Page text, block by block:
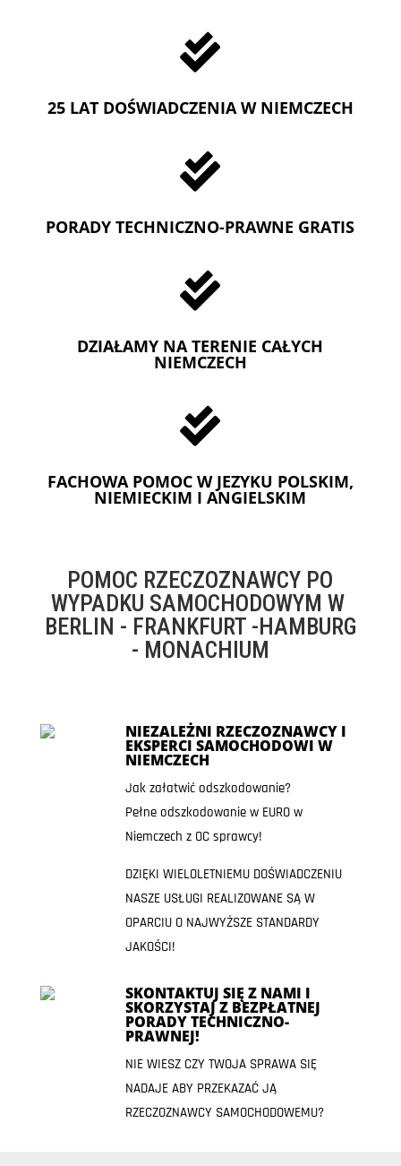

25 LAT DOŚWIADCZENIA W NIEMCZECH

PORADY TECHNICZNO-PRAWNE GRATIS

DZIAŁAMY NA TERENIE CAŁYCH
NIEMCZECH

FACHOWA POMOC W JEZYKU POLSKIM,
NIEMIECKIM I ANGIELSKIM
POMOC RZECZOZNAWCY PO
WYPADKU SAMOCHODOWYM W
BERLIN - FRANKFURT -HAMBURG
- MONACHIUM
NIEZALEŻNI RZECZOZNAWCY I
EKSPERCI SAMOCHODOWI W
NIEMCZECH
Jak załatwić odszkodowanie?
Pełne odszkodowanie w EURO w
Niemczech z OC sprawcy!
DZIĘKI WIELOLETNIEMU DOŚWIADCZENIU
NASZE USŁUGI REALIZOWANE SĄ W
OPARCIU O NAJWYŻSZE STANDARDY
JAKOŚCI!
SKONTAKTUJ SIĘ Z NAMI I
SKORZYSTAJ Z BEZPŁATNEJ
PORADY TECHNICZNO-
PRAWNEJ!
NIE WIESZ CZY TWOJA SPRAWA SIĘ
NADAJE ABY PRZEKAZAĆ JĄ
RZECZOZNAWCY SAMOCHODOWEMU?